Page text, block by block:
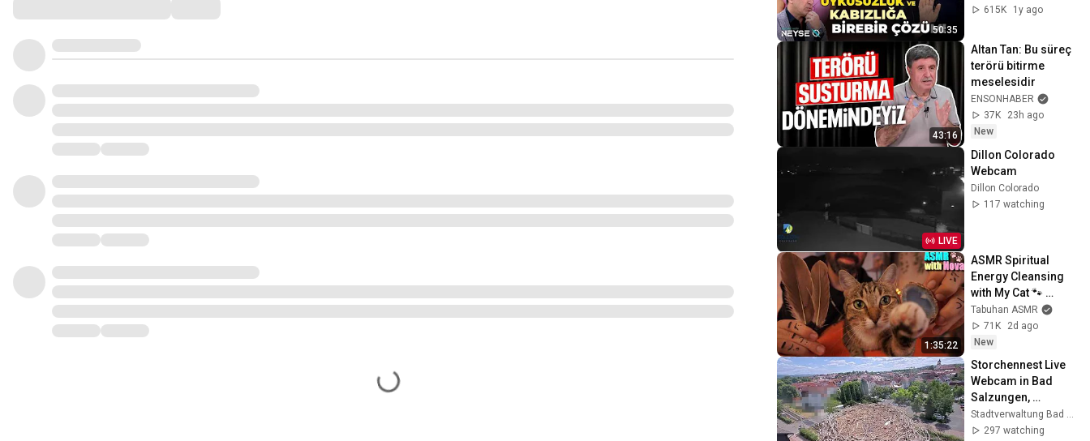
50:35
Kalp Sağlığı!
615K
1y ago
43:16
Altan Tan: Bu süreç
terörü bitirme
meselesidir
ENSONHABER
37K
23h ago
New
LIVE
Dillon Colorado
Webcam
Dillon Colorado
117 watching
1:35:22
ASMR Spiritual
Energy Cleansing
with My Cat 🐾
Purring & Reiki for
Sleep & Stress
Relief
Tabuhan ASMR
71K
2d ago
New
Storchennest Live
Webcam in Bad
Salzungen,
Thüringen
Stadtverwaltung Bad Salzungen
297 watching